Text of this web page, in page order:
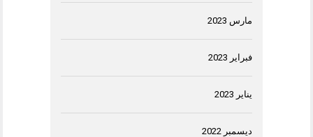
مارس 2023
فبراير 2023
يناير 2023
ديسمبر 2022